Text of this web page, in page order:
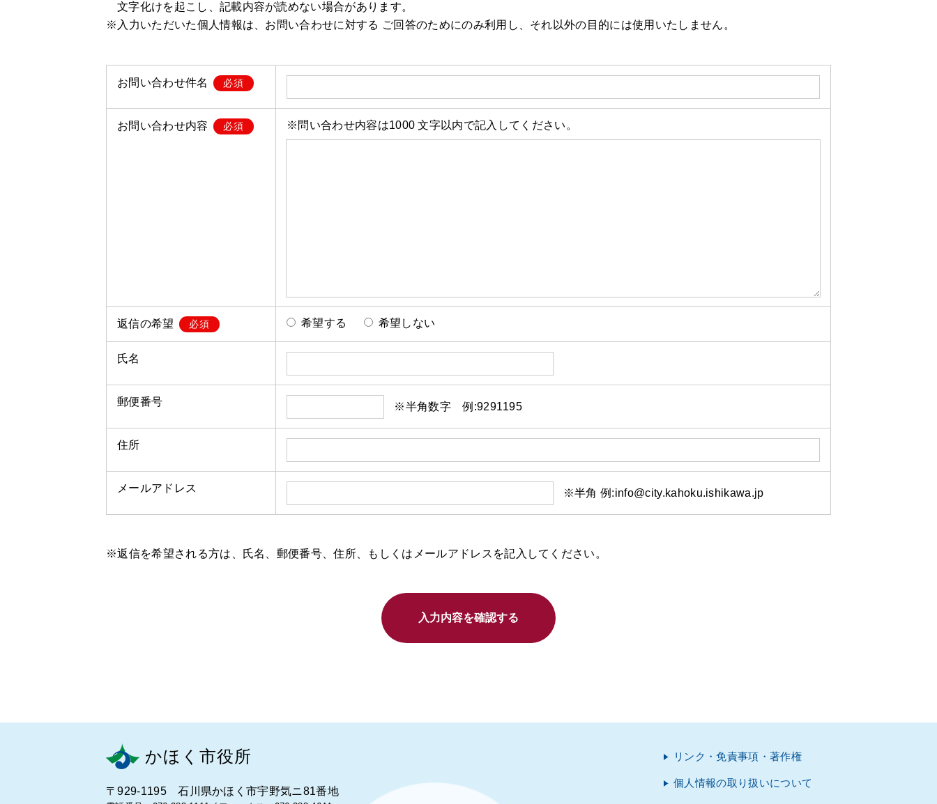
文字化けを起こし、記載内容が読めない場合があります。
※入力いただいた個人情報は、お問い合わせに対する ご回答のためにのみ利用し、それ以外の目的には使用いたしません。
お問い合わせ件名 必須
お問い合わせ内容 必須 ※問い合わせ内容は1000 文字以内で記入してください。
返信の希望 必須 希望する 希望しない
氏名
郵便番号 ※半角数字 例:9291195
住所
メールアドレス ※半角 例:info@city.kahoku.ishikawa.jp
※返信を希望される方は、氏名、郵便番号、住所、もしくはメールアドレスを記入してください。
入力内容を確認する
かほく市役所
〒929-1195 石川県かほく市宇野気ニ81番地
リンク・免責事項・著作権
個人情報の取り扱いについて